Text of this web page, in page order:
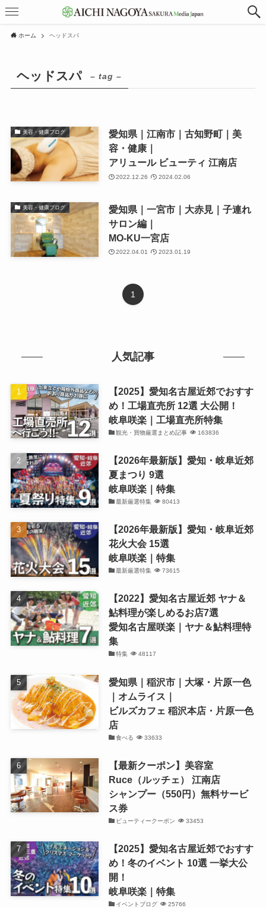
ホーム ヘッドスパ
ヘッドスパ – tag –
美容・健康ブログ
愛知県｜江南市｜古知野町｜美
容・健康｜
アリュール ビューティ 江南店
2022.12.26 2024.02.06
美容・健康ブログ
愛知県｜一宮市｜大赤見｜子連れ
サロン編｜
MO-KU一宮店
2022.04.01 2023.01.19
1
人気記事
【2025】愛知名古屋近郊でおすす
め！工場直売所 12選 大公開！
岐阜咲楽｜工場直売所特集
観光・買物厳選まとめ記事 163836
【2026年最新版】愛知・岐阜近郊
夏まつり 9選
岐阜咲楽｜特集
最新厳選特集 80413
【2026年最新版】愛知・岐阜近郊
花火大会 15選
岐阜咲楽｜特集
最新厳選特集 73615
【2022】愛知名古屋近郊 ヤナ＆
鮎料理が楽しめるお店7選
愛知名古屋咲楽｜ヤナ＆鮎料理特
集
特集 48117
愛知県｜稲沢市｜大塚・片原一色
｜オムライス｜
ビルズカフェ 稲沢本店・片原一色
店
食べる 33633
【最新クーポン】美容室
Ruce（ルッチェ） 江南店
シャンプー（550円）無料サービ
ス券
ビューティークーポン 33453
【2025】愛知名古屋近郊でおすす
め！冬のイベント 10選 一挙大公
開！
岐阜咲楽｜特集
イベントブログ 25766